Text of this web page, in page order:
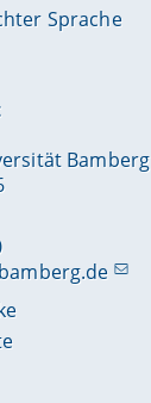
Sprache
Bamberg